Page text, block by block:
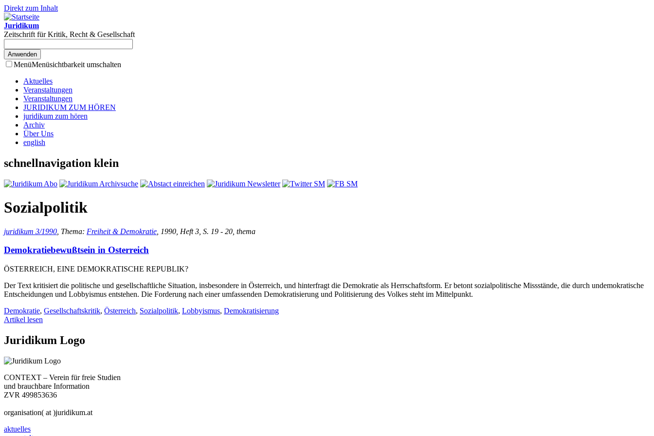
Direkt zum Inhalt
Juridikum
Zeitschrift für Kritik, Recht & Gesellschaft
MenüMenüsichtbarkeit umschalten
Aktuelles
Veranstaltungen
Veranstaltungen
JURIDIKUM ZUM HÖREN
juridikum zum hören
Archiv
Über Uns
english
schnellnavigation klein
Sozialpolitik
juridikum 3/1990 , Thema: Freiheit & Demokratie , 1990, Heft 3, S. 19 - 20, thema
Demokratiebewußtsein in Osterreich
ÖSTERREICH, EINE DEMOKRATISCHE REPUBLIK?
Der Text kritisiert die politische und gesellschaftliche Situation, insbesondere in Österreich, und hinterfragt die Demokratie als Herrschaftsform. Er betont sozialpolitische Missstände, die durch undemokratische
Entscheidungen und Lobbyismus entstehen. Die Forderung nach einer umfassenden Demokratisierung und Politisierung des Volkes steht im Mittelpunkt.
Demokratie, Gesellschaftskritik, Österreich, Sozialpolitik, Lobbyismus, Demokratisierung
Artikel lesen
Juridikum Logo
CONTEXT – Verein für freie Studien
und brauchbare Information
ZVR 499853636
organisation( at )juridikum.at
aktuelles